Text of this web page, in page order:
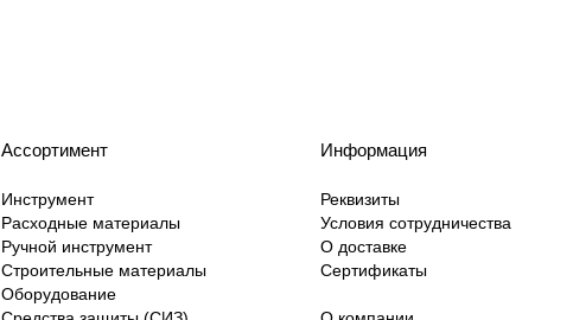
Ассортимент
Инструмент
Расходные материалы
Ручной инструмент
Строительные материалы
Оборудование
Информация
Реквизиты
Условия сотрудничества
О доставке
Сертификаты